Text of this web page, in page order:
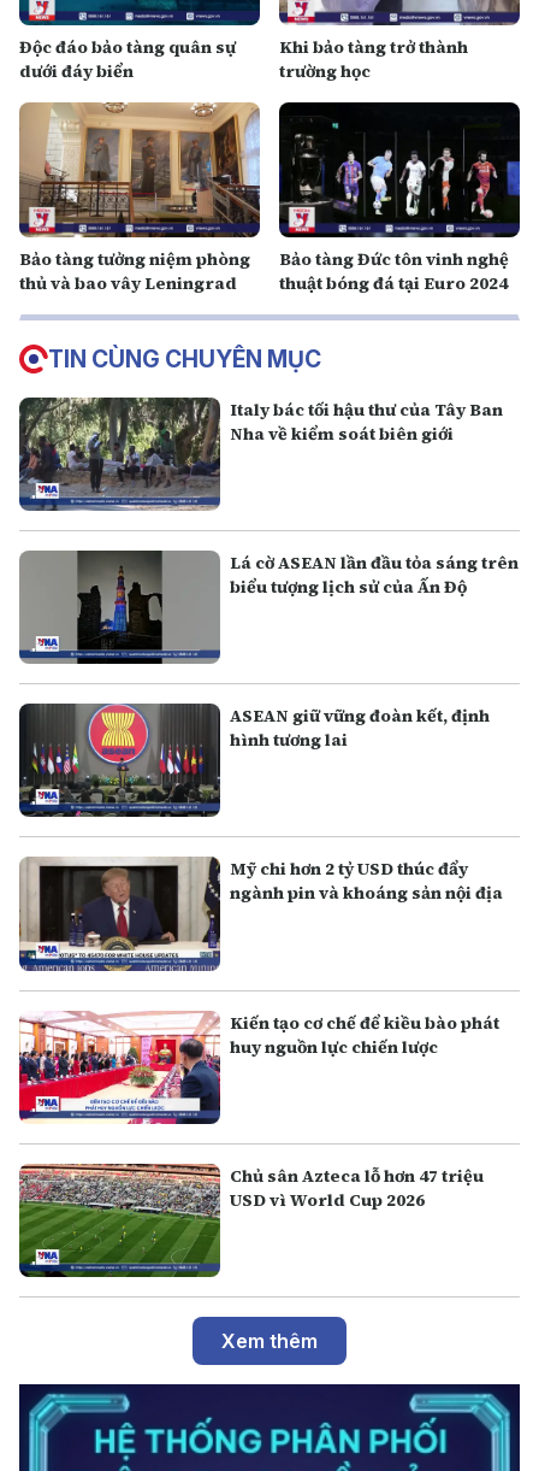
Độc đáo bảo tàng quân sự
dưới đáy biển
Khi bảo tàng trở thành
trường học
Bảo tàng tưởng niệm phòng
thủ và bao vây Leningrad
Bảo tàng Đức tôn vinh nghệ
thuật bóng đá tại Euro 2024
TIN CÙNG CHUYÊN MỤC
Italy bác tối hậu thư của Tây Ban
Nha về kiểm soát biên giới
Lá cờ ASEAN lần đầu tỏa sáng trên
biểu tượng lịch sử của Ấn Độ
ASEAN giữ vững đoàn kết, định
hình tương lai
Mỹ chi hơn 2 tỷ USD thúc đẩy
ngành pin và khoáng sản nội địa
Kiến tạo cơ chế để kiều bào phát
huy nguồn lực chiến lược
Chủ sân Azteca lỗ hơn 47 triệu
USD vì World Cup 2026
Xem thêm